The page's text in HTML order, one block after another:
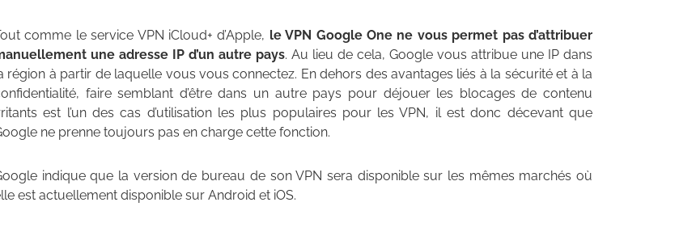
comme le service VPN iCloud+ d’Apple, le VPN Google One ne vous permet pas d’attribuer
une adresse IP d’un autre pays. Au lieu de cela, Google vous attribue une IP dans
région à partir de laquelle vous vous connectez. En dehors des avantages liés à la sécurité et à la
faire semblant d’être dans un autre pays pour déjouer les blocages de contenu
est l’un des cas d’utilisation les plus populaires pour les VPN, il est donc décevant que
ne prenne toujours pas en charge cette fonction.
indique que la version de bureau de son VPN sera disponible sur les mêmes marchés où
est actuellement disponible sur Android et iOS.